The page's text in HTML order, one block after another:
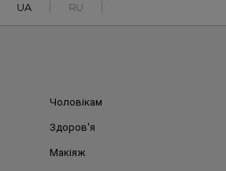
UA RU
Чоловікам
Здоров'я
Макіяж